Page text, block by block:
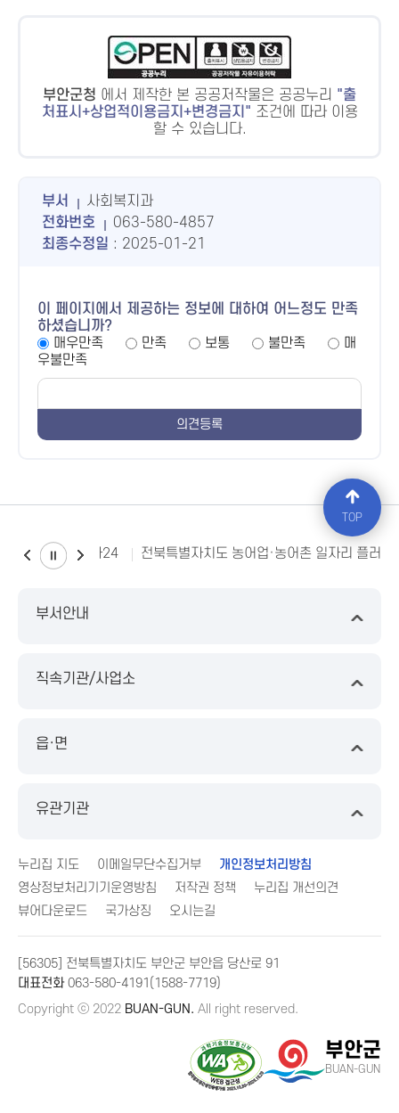
부안군청 에서 제작한 본 공공저작물은 공공누리
출
처표시+상업적이용금지+변경금지
조건에 따라 이용
할 수 있습니다.
부서
사회복지과
전화번호
063-580-4857
최종수정일 : 2025-01-21
이 페이지에서 제공하는 정보에 대하여 어느정도 만족
하셨습니까?
매우만족
만족 보통 불만족
매
우불만족
소비자24 전북특별자치도 농어업·농어촌 일자리 플러스
부서안내
직속기관/사업소
읍·면
유관기관
누리집 지도 이메일무단수집거부
개인정보처리방침
영상정보처리기기운영방침
저작권 정책
누리집 개선의견
뷰어다운로드
국가상징 오시는길
[56305] 전북특별자치도 부안군 부안읍 당산로 91
대표전화063-580-4191(1588-7719)
Copyright ⓒ 2022 BUAN-GUN. All right reserved.
부안군
BUAN-GUN
TOP